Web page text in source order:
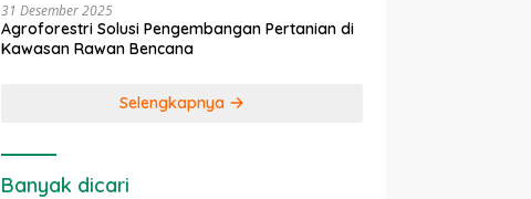
31 Desember 2025
Agroforestri Solusi Pengembangan Pertanian di
Kawasan Rawan Bencana
Selengkapnya
Banyak dicari